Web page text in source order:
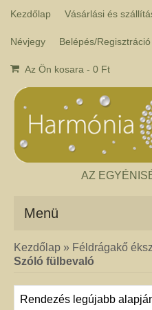
Kezdőlap Vásárlási és
Névjegy Belépés/Regisztráció
Az Ön kosara - 0 Ft
AZ
Menü
Csakra ékszer
A kézműves csakra ékszer ásványai
ékszerben minden csakrához
határozza meg, hogy melyik
Kezdőlap » Féldrágakő
Szóló fülbevaló